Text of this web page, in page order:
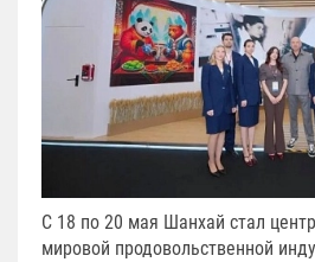
С 18 по 20 мая Шанхай стал
мировой продовольственной